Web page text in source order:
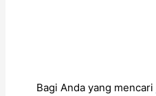
Bagi Anda yang mencari